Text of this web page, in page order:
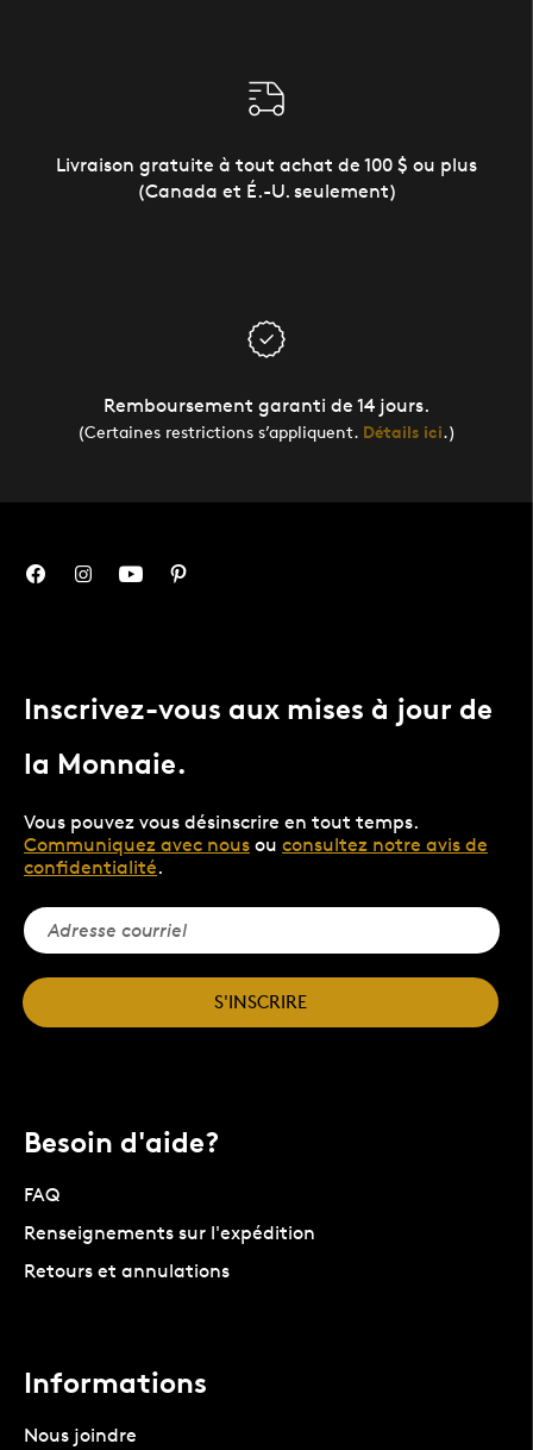
Livraison gratuite à tout achat de 100 $ ou plus
(Canada et É.-U. seulement)
Remboursement garanti de 14 jours.
(Certaines restrictions s’appliquent. Détails ici.)
Inscrivez-vous aux mises à jour de
la Monnaie.
Vous pouvez vous désinscrire en tout temps.
Communiquez avec nous ou consultez notre avis de
confidentialité.
S'INSCRIRE
Besoin d'aide?
FAQ
Renseignements sur l'expédition
Retours et annulations
Informations
Nous joindre